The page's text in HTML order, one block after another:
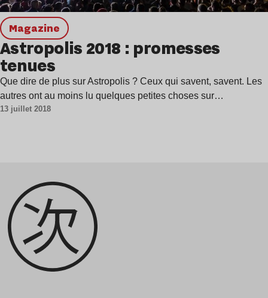
magazine
Astropolis 2018 : promesses
tenues
Que dire de plus sur Astropolis ? Ceux qui savent, savent. Les
autres ont au moins lu quelques petites choses sur…
13 juillet 2018